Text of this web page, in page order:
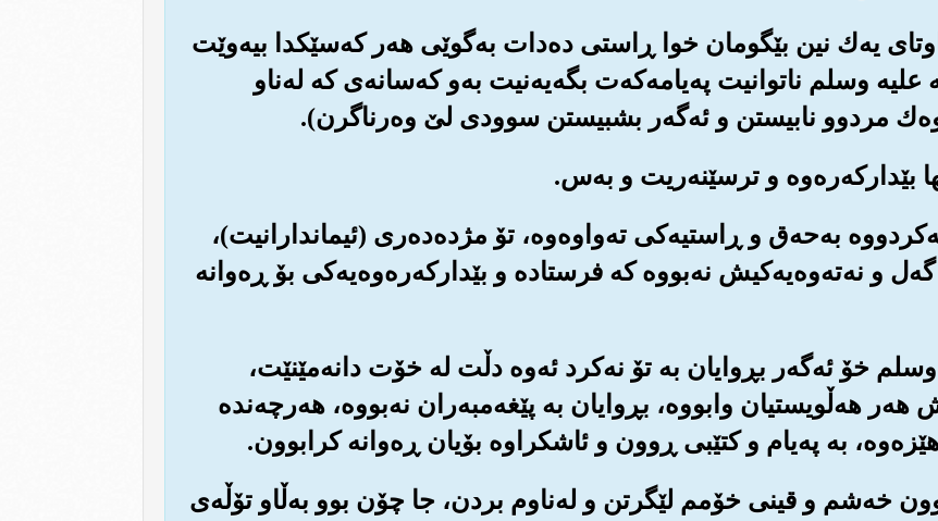
یه‌ك نین بێگومان خوا ڕاستی ده‌دات به‌گوێی هه‌ر که‌سێکدا بیه‌وێت
علیه وسلم ناتوانیت په‌یامه‌که‌ت بگه‌یه‌نیت به‌و که‌سانه‌ی که له‌ناو
مردوو نابیستن و ئه‌گه‌ر بشبیستن سوودی لێ وه‌رناگرن).
به‌حه‌ق و ڕاستیه‌کی ته‌واوه‌وه‌، تۆ مژده‌ده‌ری (ئیماندارانیت)،
و نه‌ته‌وه‌یه‌کیش نه‌بووه که فرستاده و بێدارکه‌ره‌وه‌یه‌کی بۆ ڕه‌وانه
وسلم خۆ ئه‌گه‌ر بڕوایان به تۆ نه‌کرد ئه‌وه دڵت له خۆت دانه‌مێنێت،
هه‌ڵویستیان وابووه‌، بڕوایان به پێغه‌مبه‌ران نه‌بووه‌، هه‌رچه‌نده
به په‌یام و کتێبی ڕوون و ئاشکراوه بۆیان ڕه‌وانه کرابوون.
خه‌شم و قینی خۆمم لێگرتن و له‌ناوم بردن، جا چۆن بوو به‌ڵاو تۆڵه‌ی